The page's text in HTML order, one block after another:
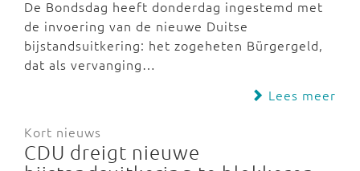
De Bondsdag heeft donderdag ingestemd met
de invoering van de nieuwe Duitse
bijstandsuitkering: het zogeheten Bürgergeld,
dat als vervanging…
Lees meer
Kort nieuws
CDU dreigt nieuwe